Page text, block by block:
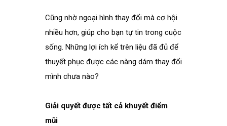
Cũng nhờ ngoại hình thay đổi mà cơ hội
nhiều hơn, giúp cho bạn tự tin trong cuộc
sống. Những lợi ích kể trên liệu đã đủ để
thuyết phục được các nàng dám thay đổi
mình chưa nào?
Giải quyết được tất cả khuyết điểm
mũi